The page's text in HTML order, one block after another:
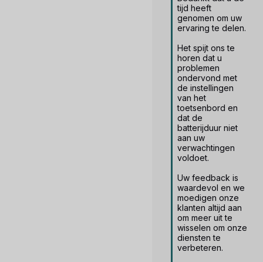
tijd heeft
genomen om uw
ervaring te delen.
Het spijt ons te
horen dat u
problemen
ondervond met
de instellingen
van het
toetsenbord en
dat de
batterijduur niet
aan uw
verwachtingen
voldoet.
Uw feedback is
waardevol en we
moedigen onze
klanten altijd aan
om meer uit te
wisselen om onze
diensten te
verbeteren.